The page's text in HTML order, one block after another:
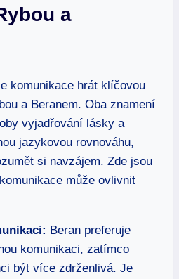
a
komunikace hrát klíčovou
a Beranem. Oba znamení
vyjadřování lásky a
jazykovou rovnováhu,
si navzájem. Zde jsou
může ovlivnit
Beran preferuje
komunikaci, zatímco
být více zdrženlivá. Je